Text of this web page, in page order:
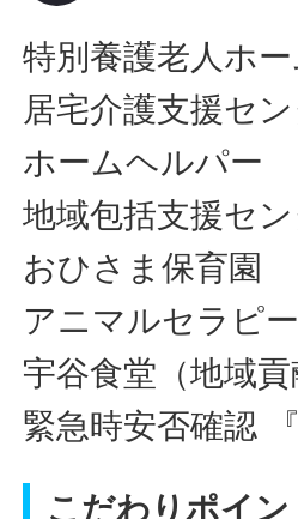
特別養護老人ホー
居宅介護支援セ
ホームヘルパー
地域包括支援セ
おひさま保育園
アニマルセラピー
宇谷食堂（地域貢
緊急時安否確認
こだわりポイン